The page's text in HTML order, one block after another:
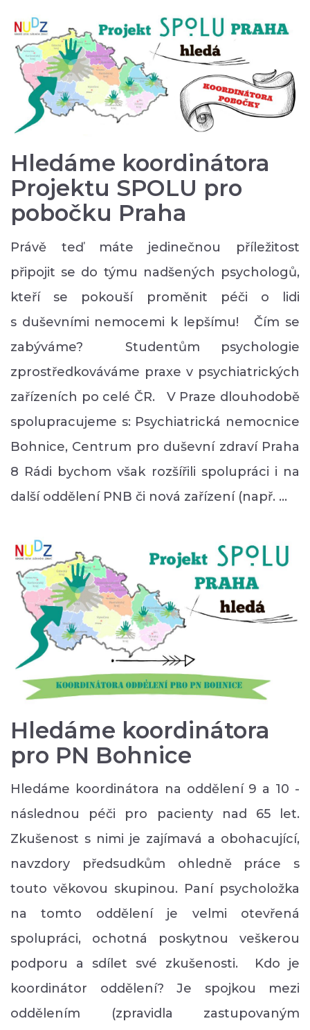
Hledáme koordinátora
Projektu SPOLU pro
pobočku Praha
Právě teď máte jedinečnou příležitost
připojit se do týmu nadšených psychologů,
kteří se pokouší proměnit péči o lidi
s duševními nemocemi k lepšímu! Čím se
zabýváme? Studentům psychologie
zprostředkováváme praxe v psychiatrických
zařízeních po celé ČR. V Praze dlouhodobě
spolupracujeme s: Psychiatrická nemocnice
Bohnice, Centrum pro duševní zdraví Praha
8 Rádi bychom však rozšířili spolupráci i na
další oddělení PNB či nová zařízení (např. …
Hledáme koordinátora
pro PN Bohnice
Hledáme koordinátora na oddělení 9 a 10 -
následnou péči pro pacienty nad 65 let.
Zkušenost s nimi je zajímavá a obohacující,
navzdory předsudkům ohledně práce s
touto věkovou skupinou. Paní psycholožka
na tomto oddělení je velmi otevřená
spolupráci, ochotná poskytnou veškerou
podporu a sdílet své zkušenosti. Kdo je
koordinátor oddělení? Je spojkou mezi
oddělením (zpravidla zastupovaným